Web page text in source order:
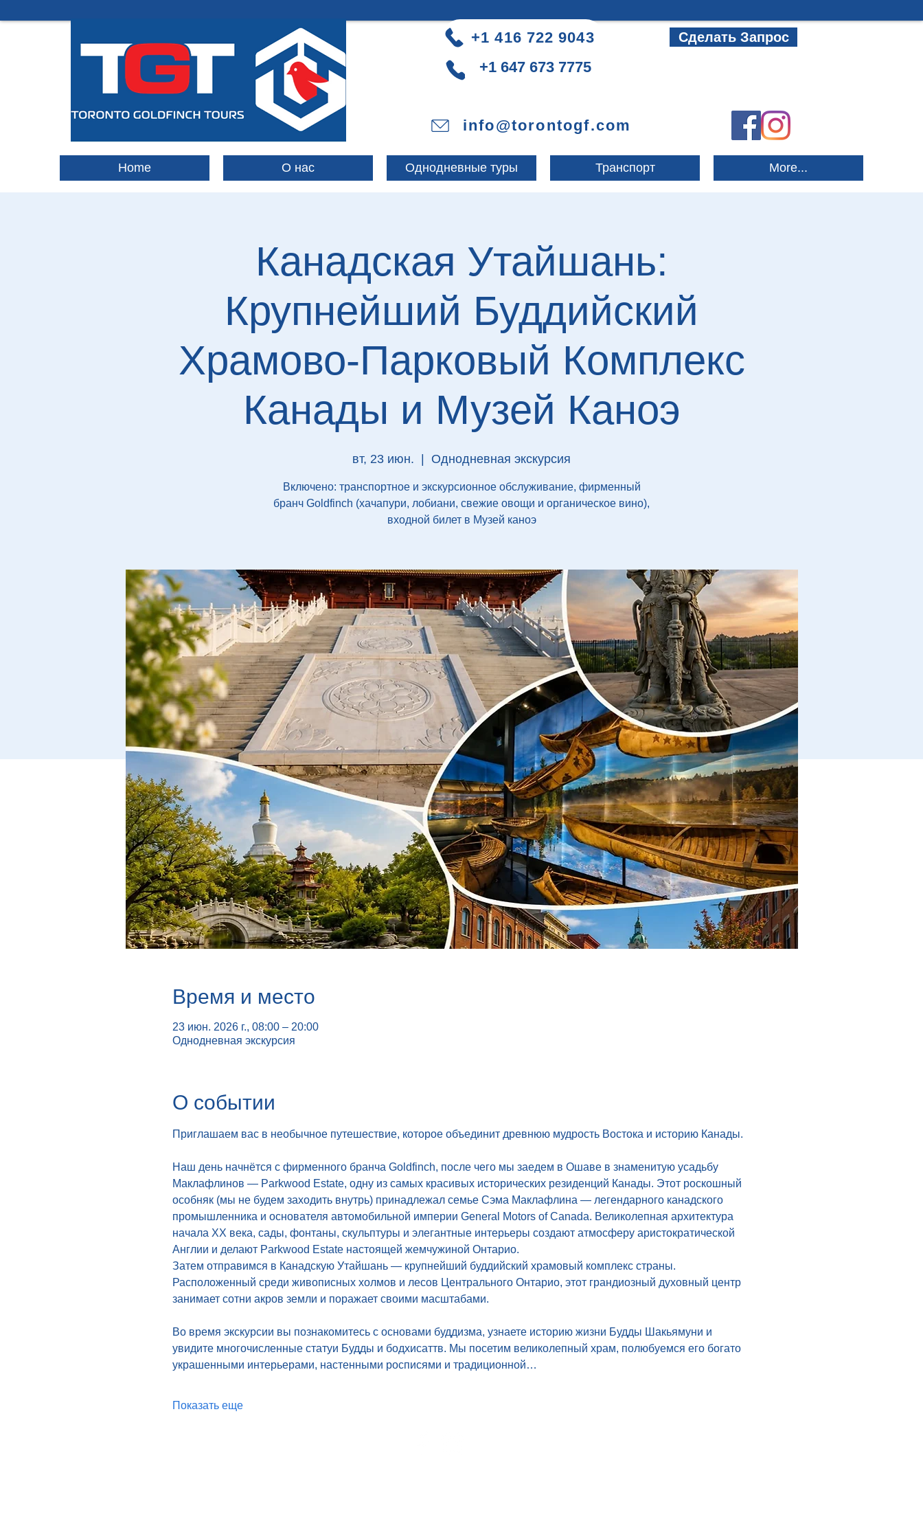
+1 416 722 9043
+1 647 673 7775
info@torontogf.com
Сделать Запрос
Home О нас Однодневные туры Транспорт More...
Канадская Утайшань:
Крупнейший Буддийский
Храмово-Парковый Комплекс
Канады и Музей Каноэ
вт, 23 июн. Однодневная экскурсия
Включено: транспортное и экскурсионное обслуживание, фирменный
бранч Goldfinch (хачапури, лобиани, свежие овощи и органическое вино),
входной билет в Музей каноэ
Время и место
23 июн. 2026 г., 08:00 – 20:00
Однодневная экскурсия
О событии
Приглашаем вас в необычное путешествие, которое объединит древнюю мудрость Востока и историю Канады.
Наш день начнётся с фирменного бранча Goldfinch, после чего мы заедем в Ошаве в знаменитую усадьбу
Маклафлинов — Parkwood Estate, одну из самых красивых исторических резиденций Канады. Этот роскошный
особняк (мы не будем заходить внутрь) принадлежал семье Сэма Маклафлина — легендарного канадского
промышленника и основателя автомобильной империи General Motors of Canada. Великолепная архитектура
начала XX века, сады, фонтаны, скульптуры и элегантные интерьеры создают атмосферу аристократической
Англии и делают Parkwood Estate настоящей жемчужиной Онтарио.
Затем отправимся в Канадскую Утайшань — крупнейший буддийский храмовый комплекс страны.
Расположенный среди живописных холмов и лесов Центрального Онтарио, этот грандиозный духовный центр
занимает сотни акров земли и поражает своими масштабами.
Во время экскурсии вы познакомитесь с основами буддизма, узнаете историю жизни Будды Шакьямуни и
увидите многочисленные статуи Будды и бодхисаттв. Мы посетим великолепный храм, полюбуемся его богато
украшенными интерьерами, настенными росписями и традиционной…
Показать еще